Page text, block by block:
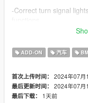
-Correct turn signal
-The real engine
-The correct car trunk
-Accurate exterior lights
ADD-ON 汽车
首次上传时间： 2024年07月
最后更新时间： 2024年07月
最后下载：
1天前